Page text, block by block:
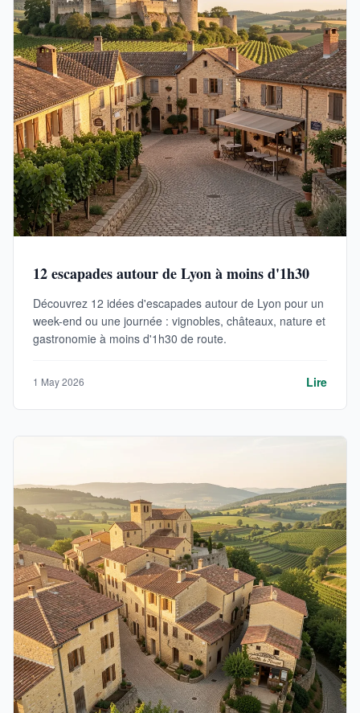
12 escapades autour de Lyon à moins d'1h30
Découvrez 12 idées d'escapades autour de Lyon pour un
week-end ou une journée : vignobles, châteaux, nature et
gastronomie à moins d'1h30 de route.
1 May 2026 Lire